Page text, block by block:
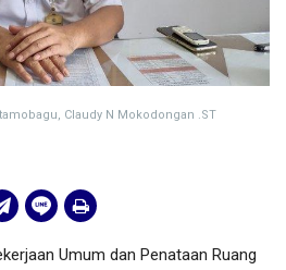
Claudy N Mokodongan .ST
Umum dan Penataan Ruang